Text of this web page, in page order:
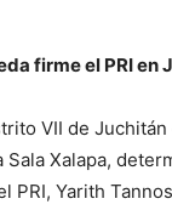
firme el PRI en
VII de Juchitán
Sala Xalapa,
PRI, Yarith